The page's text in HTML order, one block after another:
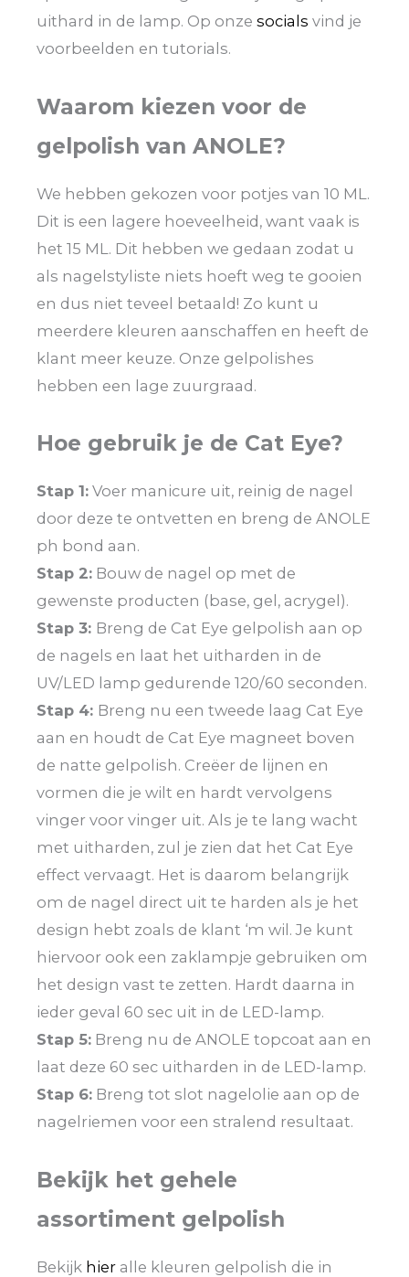
uithard in de lamp. Op onze socials vind je
voorbeelden en tutorials.
Waarom kiezen voor de
gelpolish van ANOLE?
We hebben gekozen voor potjes van 10 ML.
Dit is een lagere hoeveelheid, want vaak is
het 15 ML. Dit hebben we gedaan zodat u
als nagelstyliste niets hoeft weg te gooien
en dus niet teveel betaald! Zo kunt u
meerdere kleuren aanschaffen en heeft de
klant meer keuze. Onze gelpolishes
hebben een lage zuurgraad.
Hoe gebruik je de Cat Eye?
Stap 1: Voer manicure uit, reinig de nagel
door deze te ontvetten en breng de ANOLE
ph bond aan.
Stap 2: Bouw de nagel op met de
gewenste producten (base, gel, acrygel).
Stap 3: Breng de Cat Eye gelpolish aan op
de nagels en laat het uitharden in de
UV/LED lamp gedurende 120/60 seconden.
Stap 4: Breng nu een tweede laag Cat Eye
aan en houdt de Cat Eye magneet boven
de natte gelpolish. Creëer de lijnen en
vormen die je wilt en hardt vervolgens
vinger voor vinger uit. Als je te lang wacht
met uitharden, zul je zien dat het Cat Eye
effect vervaagt. Het is daarom belangrijk
om de nagel direct uit te harden als je het
design hebt zoals de klant ‘m wil. Je kunt
hiervoor ook een zaklampje gebruiken om
het design vast te zetten. Hardt daarna in
ieder geval 60 sec uit in de LED-lamp.
Stap 5: Breng nu de ANOLE topcoat aan en
laat deze 60 sec uitharden in de LED-lamp.
Stap 6: Breng tot slot nagelolie aan op de
nagelriemen voor een stralend resultaat.
Bekijk het gehele
assortiment gelpolish
Bekijk hier alle kleuren gelpolish die in